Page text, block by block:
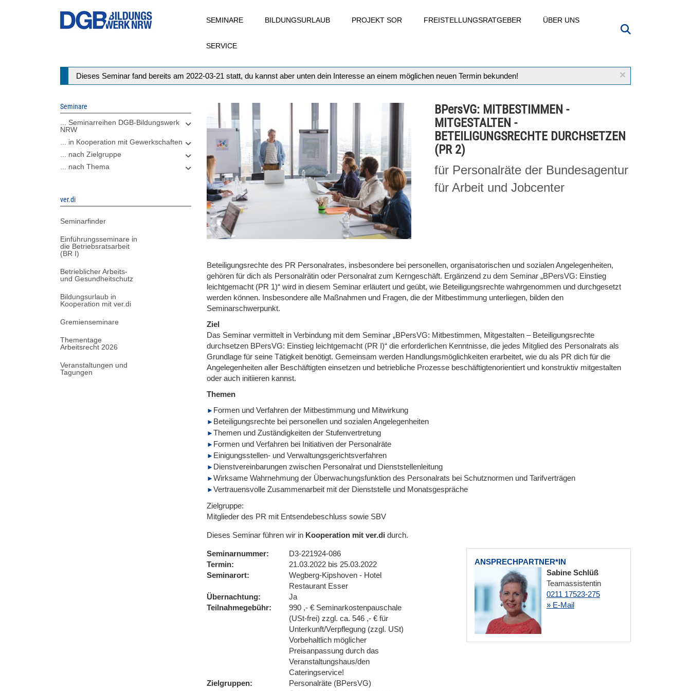
SEMINARE BILDUNGSURLAUB PROJEKT SOR FREISTELLUNGSRATGEBER ÜBER UNS
SERVICE
×
Statusmeldung
Dieses Seminar fand bereits am 2022-03-21 statt, du kannst aber unten dein Interesse an einem möglichen neuen Termin bekunden!
Seminare
... Seminarreihen DGB-Bildungswerk
NRW
... in Kooperation mit Gewerkschaften
... nach Zielgruppe
... nach Thema
ver.di
Seminarfinder
Einführungsseminare in
die Betriebsratsarbeit
(BR I)
Betrieblicher Arbeits-
und Gesundheitschutz
Bildungsurlaub in
Kooperation mit ver.di
Gremienseminare
Thementage
Arbeitsrecht 2026
Veranstaltungen und
Tagungen
BPersVG: MITBESTIMMEN -
MITGESTALTEN -
BETEILIGUNGSRECHTE DURCHSETZEN
(PR 2)
für Personalräte der Bundesagentur
für Arbeit und Jobcenter
Beteiligungsrechte des PR Personalrates, insbesondere bei personellen, organisatorischen und sozialen Angelegenheiten,
gehören für dich als Personalrätin oder Personalrat zum Kerngeschäft. Ergänzend zu dem Seminar „BPersVG: Einstieg
leichtgemacht (PR 1)“ wird in diesem Seminar erläutert und geübt, wie Beteiligungsrechte wahrgenommen und durchgesetzt
werden können. Insbesondere alle Maßnahmen und Fragen, die der Mitbestimmung unterliegen, bilden den
Seminarschwerpunkt.
Ziel
Das Seminar vermittelt in Verbindung mit dem Seminar „BPersVG: Mitbestimmen, Mitgestalten – Beteiligungsrechte
durchsetzen BPersVG: Einstieg leichtgemacht (PR I)“ die erforderlichen Kenntnisse, die jedes Mitglied des Personalrats als
Grundlage für seine Tätigkeit benötigt. Gemeinsam werden Handlungsmöglichkeiten erarbeitet, wie du als PR dich für die
Angelegenheiten aller Beschäftigten einsetzen und betriebliche Prozesse beschäftigtenorientiert und konstruktiv mitgestalten
oder auch initiieren kannst.
Themen
Formen und Verfahren der Mitbestimmung und Mitwirkung
Beteiligungsrechte bei personellen und sozialen Angelegenheiten
Themen und Zuständigkeiten der Stufenvertretung
Formen und Verfahren bei Initiativen der Personalräte
Einigungsstellen- und Verwaltungsgerichtsverfahren
Dienstvereinbarungen zwischen Personalrat und Dienststellenleitung
Wirksame Wahrnehmung der Überwachungsfunktion des Personalrats bei Schutznormen und Tarifverträgen
Vertrauensvolle Zusammenarbeit mit der Dienststelle und Monatsgespräche
Zielgruppe:
Mitglieder des PR mit Entsendebeschluss sowie SBV
Dieses Seminar führen wir in Kooperation mit ver.di durch.
ANSPRECHPARTNER*IN
Sabine Schlüß
Teamassistentin
0211 17523-275
» E-Mail
Seminarnummer
D3-221924-086
Termin
21.03.2022 bis 25.03.2022
Seminarort
Wegberg-Kipshoven - Hotel
Restaurant Esser
Übernachtung
Ja
Teilnahmegebühr
990 ,- € Seminarkostenpauschale
(USt-frei) zzgl. ca. 546 ,- € für
Unterkunft/Verpflegung (zzgl. USt)
Vorbehaltlich möglicher
Preisanpassung durch das
Veranstaltungshaus/den
Cateringservice!
Zielgruppen
Personalräte (BPersVG)